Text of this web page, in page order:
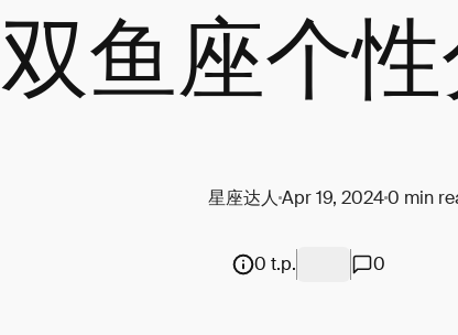
双鱼座个
星座达人Apr 19, 20240 min
0 t.p. 0